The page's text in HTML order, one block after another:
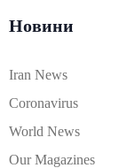
Новини
Iran News
Coronavirus
World News
Our Magazines